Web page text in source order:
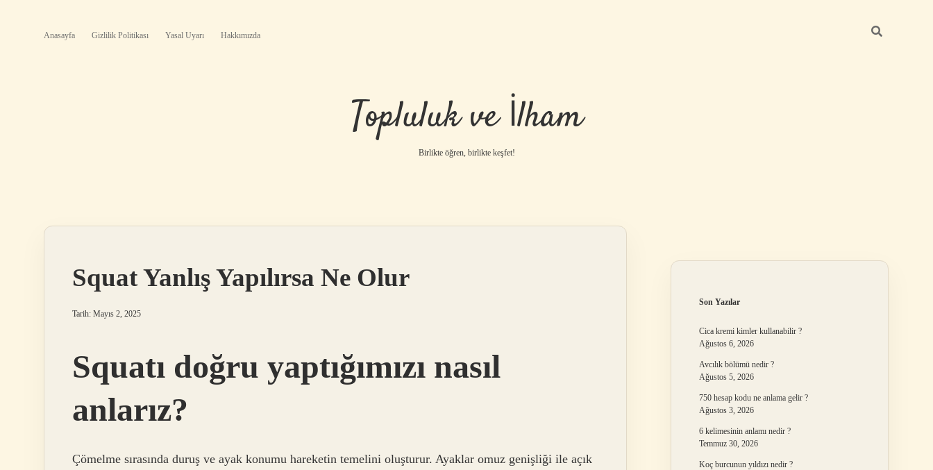
Anasayfa Gizlilik Politikası Yasal Uyarı Hakkımızda
Topluluk ve İlham
Birlikte öğren, birlikte keşfet!
Squat Yanlış Yapılırsa Ne Olur
Tarih: Mayıs 2, 2025
Squatı doğru yaptığımızı nasıl
anlarız?
Çömelme sırasında duruş ve ayak konumu hareketin temelini oluşturur. Ayaklar omuz genişliği ile açık
Son Yazılar
Cica kremi kimler kullanabilir ?
Ağustos 6, 2026
Avcılık bölümü nedir ?
Ağustos 5, 2026
750 hesap kodu ne anlama gelir ?
Ağustos 3, 2026
6 kelimesinin anlamı nedir ?
Temmuz 30, 2026
Koç burcunun yıldızı nedir ?